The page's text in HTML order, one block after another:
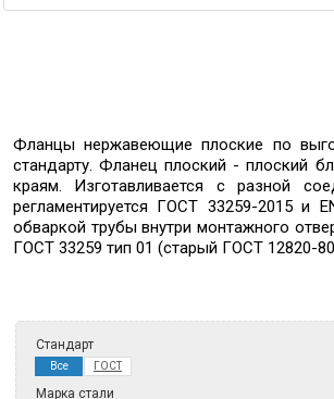
Фланцы нержавеющие плоские по
стандарту. Фланец плоский - плоский
краям. Изготавливается с разной
регламентируется ГОСТ 33259-2015 и
обваркой трубы внутри монтажного
ГОСТ 33259 тип 01 (старый ГОСТ 12820-
Стандарт
Все ГОСТ
Марка стали